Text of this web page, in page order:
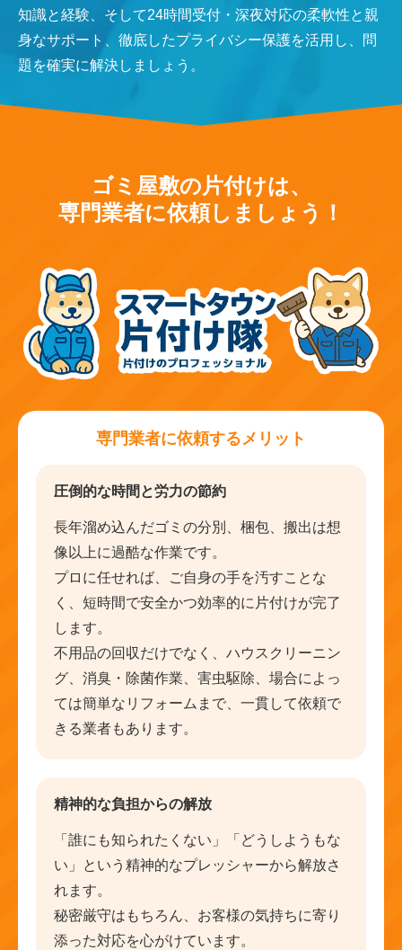
知識と経験、そして24時間受付・深夜対応の柔軟性と親
身なサポート、徹底したプライバシー保護を活用し、問
題を確実に解決しましょう。
ゴミ屋敷の片付けは、
専門業者に依頼しましょう！
専門業者に依頼するメリット
圧倒的な時間と労力の節約
長年溜め込んだゴミの分別、梱包、搬出は想
像以上に過酷な作業です。
プロに任せれば、ご自身の手を汚すことな
く、短時間で安全かつ効率的に片付けが完了
します。
不用品の回収だけでなく、ハウスクリーニン
グ、消臭・除菌作業、害虫駆除、場合によっ
ては簡単なリフォームまで、一貫して依頼で
きる業者もあります。
精神的な負担からの解放
「誰にも知られたくない」「どうしようもな
い」という精神的なプレッシャーから解放さ
れます。
秘密厳守はもちろん、お客様の気持ちに寄り
添った対応を心がけています。